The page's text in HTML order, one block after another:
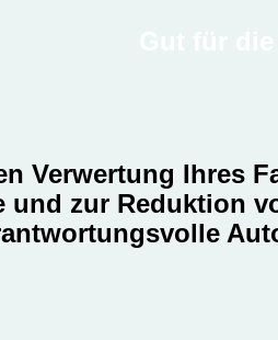
Verwertung Ihres
zur Reduktion